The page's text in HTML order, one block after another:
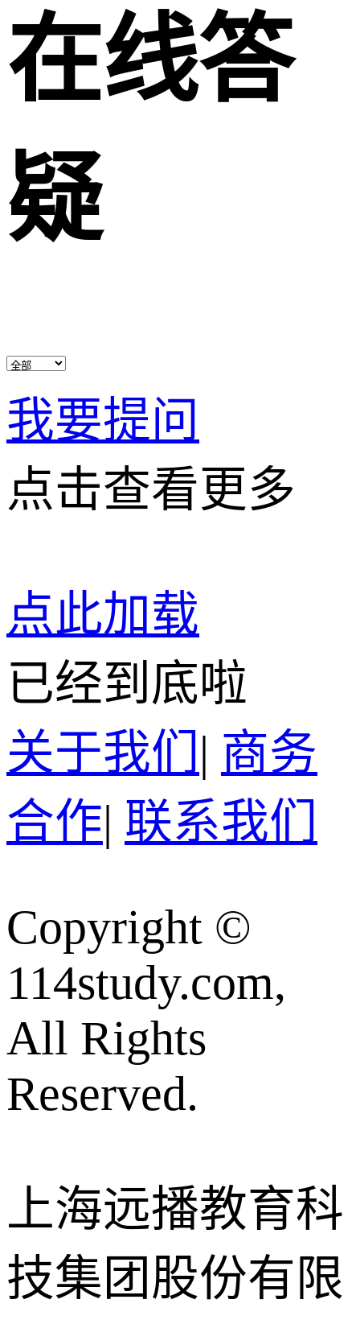
在线答
疑
我要提问
点击查看更多
点此加载
已经到底啦
关于我们 | 商务
合作| 联系我们
Copyright ©
114study.com,
All Rights
Reserved.
上海远播教育科
技集团股份有限